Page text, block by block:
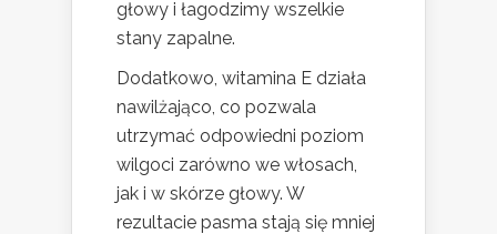
głowy i łagodzimy wszelkie
stany zapalne.
Dodatkowo, witamina E działa
nawilżająco, co pozwala
utrzymać odpowiedni poziom
wilgoci zarówno we włosach,
jak i w skórze głowy. W
rezultacie pasma stają się mniej